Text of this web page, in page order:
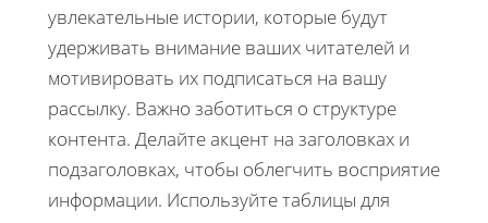
увлекательные истории, которые будут
удерживать внимание ваших читателей и
мотивировать их подписаться на вашу
рассылку. Важно заботиться о структуре
контента. Делайте акцент на заголовках и
подзаголовках, чтобы облегчить восприятие
информации. Используйте таблицы для